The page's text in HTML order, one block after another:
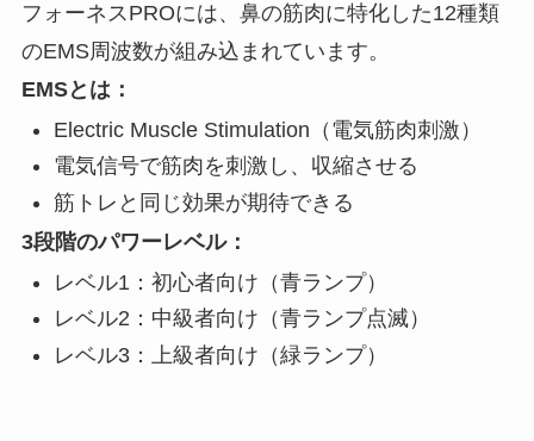
フォーネスPROには、鼻の筋肉に特化した12種類
のEMS周波数が組み込まれています。
EMSとは：
Electric Muscle Stimulation（電気筋肉刺激）
電気信号で筋肉を刺激し、収縮させる
筋トレと同じ効果が期待できる
3段階のパワーレベル：
レベル1：初心者向け（青ランプ）
レベル2：中級者向け（青ランプ点滅）
レベル3：上級者向け（緑ランプ）